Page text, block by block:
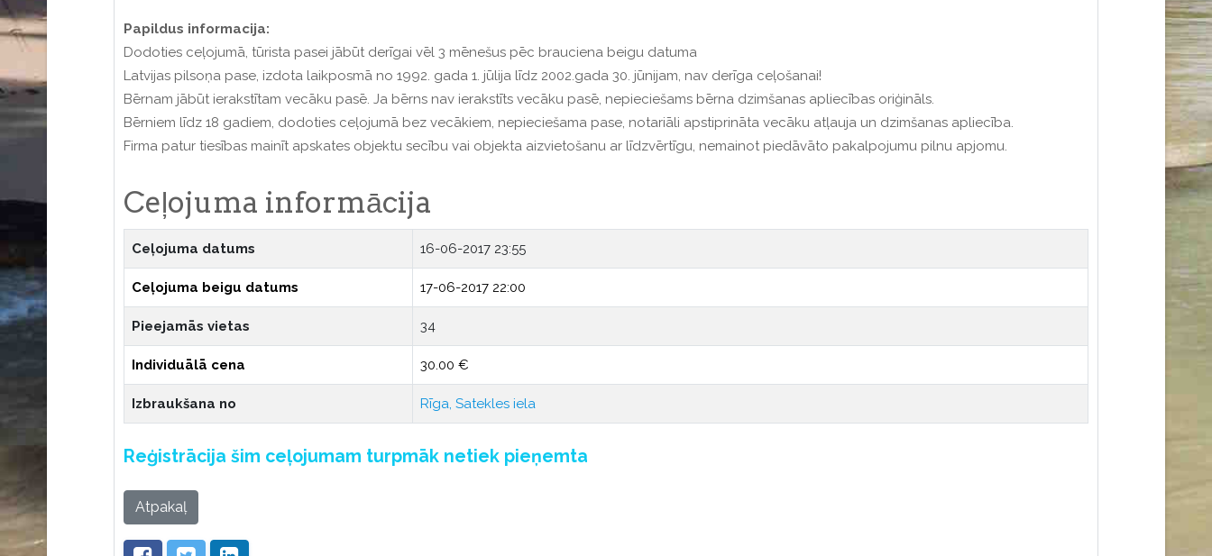
Papildus informacija:
Dodoties ceļojumā, tūrista pasei jābūt derīgai vēl 3 mēnešus pēc brauciena beigu datuma
Latvijas pilsoņa pase, izdota laikposmā no 1992. gada 1. jūlija līdz 2002.gada 30. jūnijam, nav derīga ceļošanai!
Bērnam jābūt ierakstītam vecāku pasē. Ja bērns nav ierakstīts vecāku pasē, nepieciešams bērna dzimšanas apliecības oriģināls.
Bērniem līdz 18 gadiem, dodoties ceļojumā bez vecākiem, nepieciešama pase, notariāli apstiprināta vecāku atļauja un dzimšanas apliecība.
Firma patur tiesības mainīt apskates objektu secību vai objekta aizvietošanu ar līdzvērtīgu, nemainot piedāvāto pakalpojumu pilnu apjomu.
Ceļojuma informācija
Ceļojuma datums 16-06-2017 23:55
Ceļojuma beigu datums 17-06-2017 22:00
Pieejamās vietas 34
Individuālā cena 30.00 €
Izbraukšana no Rīga, Satekles iela
Reģistrācija šim ceļojumam turpmāk netiek pieņemta
Atpakaļ